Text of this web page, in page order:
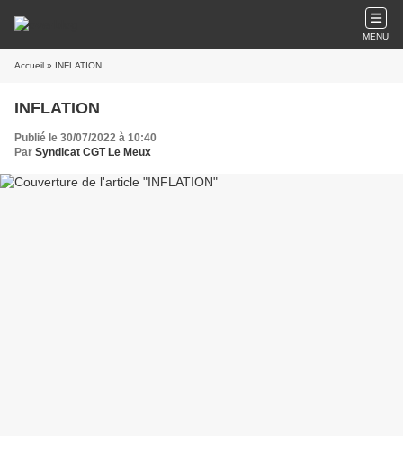
MENU
Accueil » INFLATION
INFLATION
Publié le 30/07/2022 à 10:40
Par Syndicat CGT Le Meux